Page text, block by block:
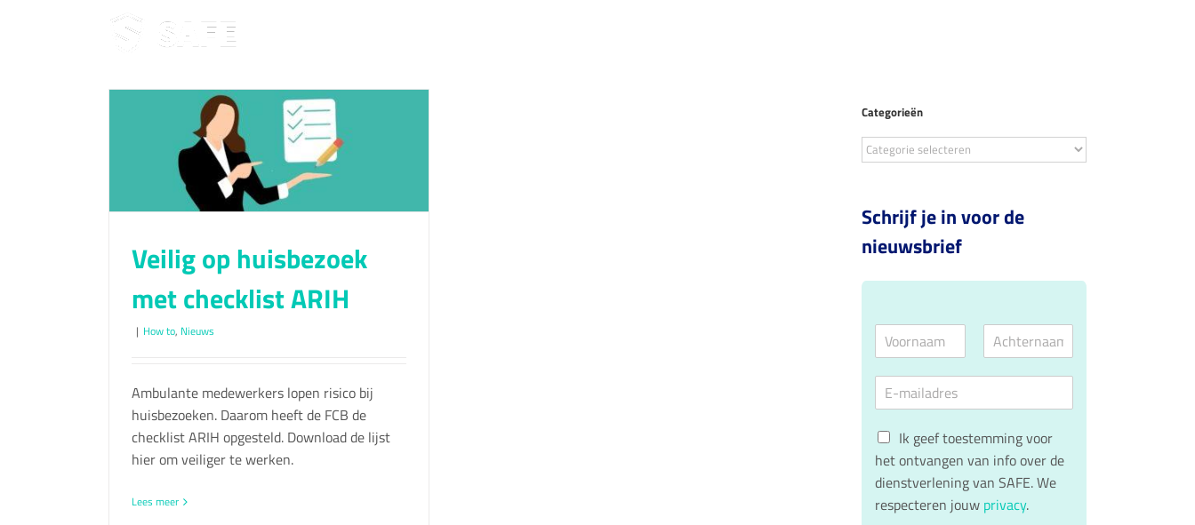
Veilig op huisbezoek
met checklist ARIH
| How to, Nieuws
Ambulante medewerkers lopen risico bij
huisbezoeken. Daarom heeft de FCB de
checklist ARIH opgesteld. Download de lijst
hier om veiliger te werken.
Lees meer
Categorieën
Categorieën
Schrijf je in voor de
nieuwsbrief
N
V
o
r
a
a
m
A
c
t
r
n
a
a
m
E
l
*
G
D
P
R
c
Ik geef toestemming voor
het ontvangen van info over de
dienstverlening van SAFE. We
respecteren jouw privacy.